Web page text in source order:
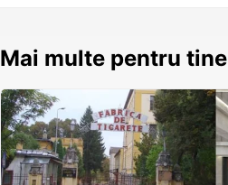
Mai multe pentru tine